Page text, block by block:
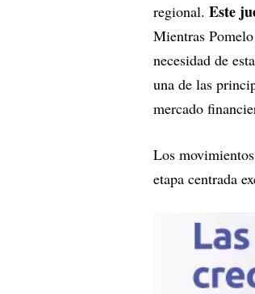
regional. Este
Mientras
necesidad de
una de las
mercado
Los
etapa centrada